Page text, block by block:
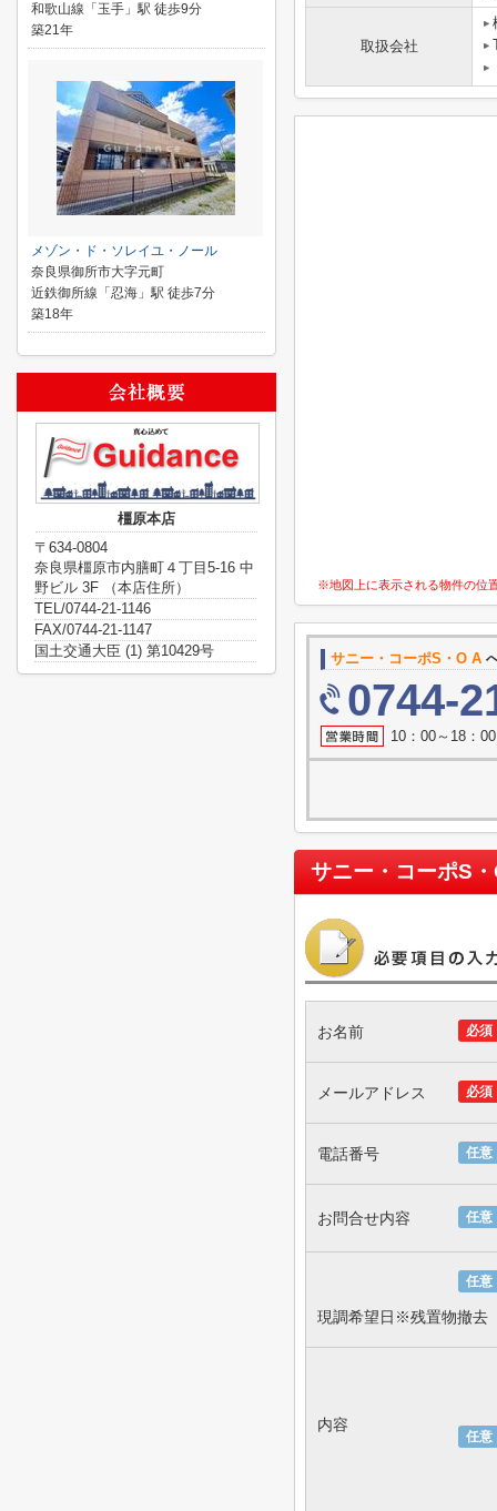
取扱会社
※地図上に表示される物件の位
サニー・コーポS・O A
0744-
10：00～18：
サニー・コーポS
必須
お名前
必須
メールアドレス
任意
電話番号
任意
お問合せ内容
任意
現調希望日※残置物撤去
任意
内容
和歌山線「玉手」駅 徒歩9分
築21年
メゾン・ド・ソレイユ・ノール
奈良県御所市大字元町
近鉄御所線「忍海」駅 徒歩7分
築18年
橿原本店
〒634-0804
奈良県橿原市内膳町４丁目5-16 中
野ビル 3F （本店住所）
TEL/0744-21-1146
FAX/0744-21-1147
国土交通大臣 (1) 第10429号